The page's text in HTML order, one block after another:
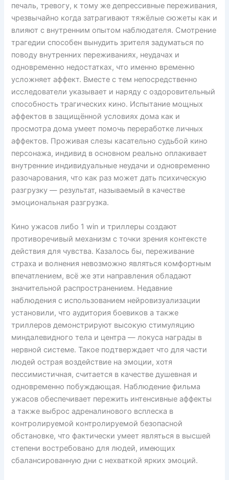
печаль, тревогу, к тому же депрессивные переживания,
чрезвычайно когда затрагивают тяжёлые сюжеты как и
влияют с внутренним опытом наблюдателя. Смотрение
трагедии способен вынудить зрителя задуматься по
поводу внутренних переживаниях, неудачах и
одновременно недостатках, что именно временно
усложняет аффект. Вместе с тем непосредственно
исследователи указывает и наряду с оздоровительный
способность трагических кино. Испытание мощных
аффектов в защищённой условиях дома как и
просмотра дома умеет помочь переработке личных
аффектов. Проживая слезы касательно судьбой кино
персонажа, индивид в основном реально оплакивает
внутренние индивидуальные неудачи и одновременно
разочарования, что как раз может дать психическую
разгрузку — результат, называемый в качестве
эмоциональная разгрузка.
Кино ужасов либо 1 win и триллеры создают
противоречивый механизм с точки зрения контексте
действия для чувства. Казалось бы, переживание
страха и волнения невозможно являться комфортным
впечатлением, всё же эти направления обладают
значительной распространением. Недавние
наблюдения с использованием нейровизуализации
установили, что аудитория боевиков а также
триллеров демонстрируют высокую стимуляцию
миндалевидного тела и центра — локуса награды в
нервной системе. Такое подтверждает что для части
людей острая воздействие на эмоции, хотя
пессимистичная, считается в качестве душевная и
одновременно побуждающая. Наблюдение фильма
ужасов обеспечивает пережить интенсивные аффекты
а также выброс адреналинового всплеска в
контролируемой контролируемой безопасной
обстановке, что фактически умеет являться в высшей
степени востребовано для людей, имеющих
сбалансированную дни с нехваткой ярких эмоций.